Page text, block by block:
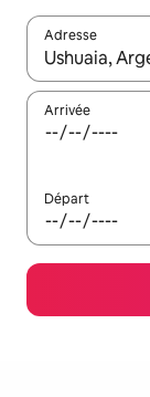
Adresse
Lorsque les
Arrivée
Départ